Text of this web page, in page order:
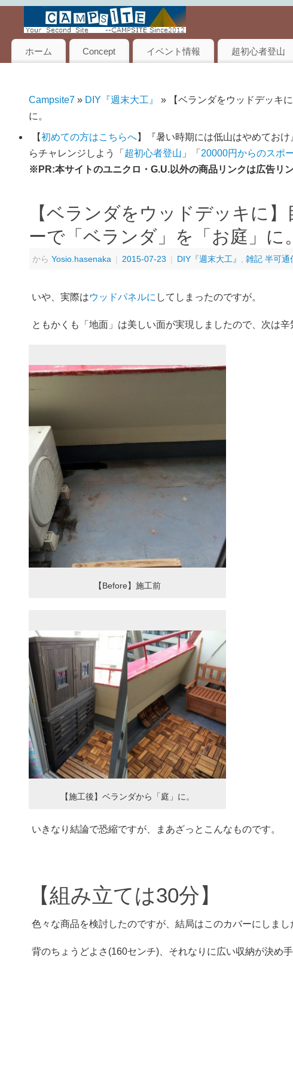
ホーム Concept イベント情報 超初心者登山
Campsite7 » DIY『週末大工』
» 【ベランダをウッドデッキ
に。
【初めての方はこちらへ】『暑い時期には低山はやめてお
らチャレンジしよう「 超初心者登山 」「 20000円からのスポ
※PR:本サイトのユニクロ・G.U.以外の商品リンクは広告リ
【ベランダをウッドデッキに
ーで「ベランダ」を「お庭」に。
から Yosio.hasenaka | 2015-07-23 | DIY『週末大工』 雑記 半可通
いや、実際はウッドパネルに してしまったのですが。
ともかくも「地面」は美しい面が実現しましたので、次は
【Before】施工前
【施工後】ベランダから「庭」に。
いきなり結論で恐縮ですが、まあざっとこんなものです。
【組み立ては30分】
色々な商品を検討したのですが、結局はこのカバーにしまし
背のちょうどよさ(160センチ)、それなりに広い収納が決め手